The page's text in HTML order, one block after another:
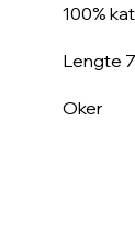
100%
Lengte
Oker